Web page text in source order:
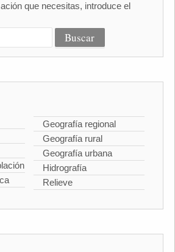
que necesitas, introduce el
Geografía regional
Geografía rural
Geografía urbana
Hidrografía
Relieve